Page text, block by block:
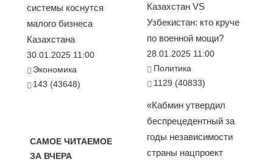
системы коснутся
малого бизнеса
Казахстана
30.01.2025 11:00
Экономика
143 (43648)
САМОЕ ЧИТАЕМОЕ
ЗА ВЧЕРА
Казахстан VS
Узбекистан: кто круче
по военной мощи?
28.01.2025 11:00
Политика
1129 (40833)
«Кабмин утвердил
беспрецедентный за
годы независимости
страны нацпроект